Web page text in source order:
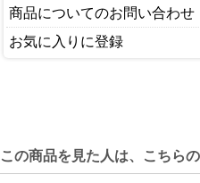
商品についてのお問い合わせ
お気に入りに登録
この商品を見た人は、こちら